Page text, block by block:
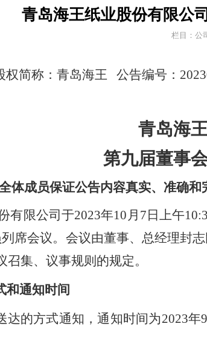
青岛海王纸业股份有限公
栏目：公
权简称：青岛海王 公告编号：
青岛海
第九届董事
体成员保证公告内容真实、准确
有限公司于2023年10月7日上午
席会议。 会议由董事、总经理封
集、议事规则的规定。
和通知时间
达的方式通知，通知时间为2023年